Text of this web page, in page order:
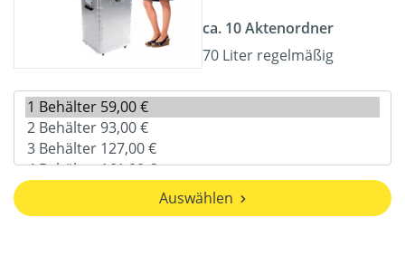
ca. 10 Aktenordner
70 Liter regelmäßig
Auswählen